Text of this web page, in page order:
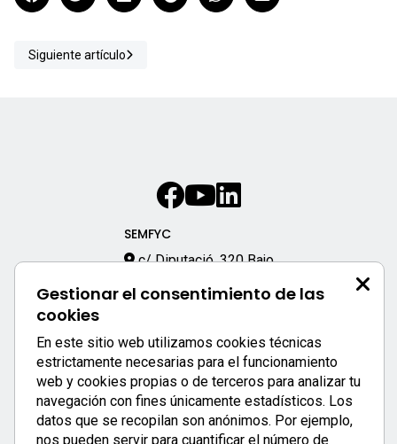
Siguiente artículo
Gestionar el consentimiento de las
cookies
En este sitio web utilizamos cookies técnicas
estrictamente necesarias para el funcionamiento
web y cookies propias o de terceros para analizar tu
navegación con fines únicamente estadísticos. Los
datos que se recopilan son anónimos. Por ejemplo,
nos pueden servir para cuantificar el número de
SEMFYC
c/ Diputació, 320 Bajo
933 170 333
Enlaces destacados:
APP SEMFYC